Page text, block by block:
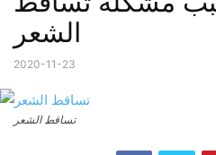
الشعر
2020-11-23
تساقط الشعر